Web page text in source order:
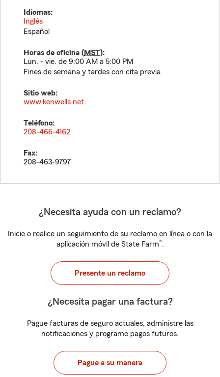
Idiomas:
Inglés
Español
Horas de oficina (MST):
Lun. - vie. de 9:00 AM a 5:00 PM
Fines de semana y tardes con cita previa
Sitio web:
www.kenwells.net
Teléfono:
208-466-4162
Fax:
208-463-9797
¿Necesita ayuda con un reclamo?
Inicie o realice un seguimiento de su reclamo en línea o con la
aplicación móvil de State Farm®.
Presente un reclamo
¿Necesita pagar una factura?
Pague facturas de seguro actuales, administre las
notificaciones y programe pagos futuros.
Pague a su manera